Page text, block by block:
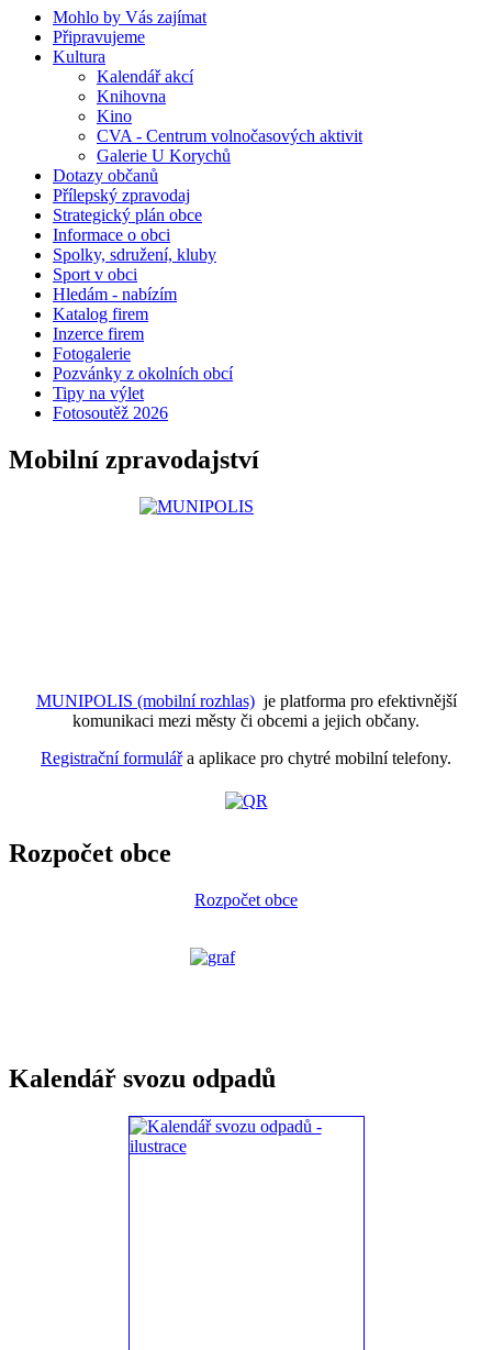
Mohlo by Vás zajímat
Připravujeme
Kultura
Kalendář akcí
Knihovna
Kino
CVA - Centrum volnočasových aktivit
Galerie U Korychů
Dotazy občanů
Přílepský zpravodaj
Strategický plán obce
Informace o obci
Spolky, sdružení, kluby
Sport v obci
Hledám - nabízím
Katalog firem
Inzerce firem
Fotogalerie
Pozvánky z okolních obcí
Tipy na výlet
Fotosoutěž 2026
Mobilní zpravodajství
MUNIPOLIS (mobilní rozhlas)je platforma pro efektivnější
komunikaci mezi městy či obcemi a jejich občany.
Registrační formulářa aplikace pro chytré mobilní telefony.
Rozpočet obce
Rozpočet obce
Kalendář svozu odpadů